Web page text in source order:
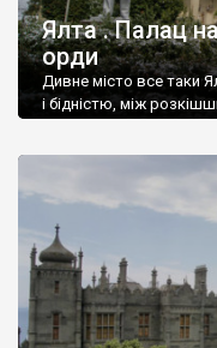
Ялта . Палац
орди
Дивне місто все таки
і бідністю, між